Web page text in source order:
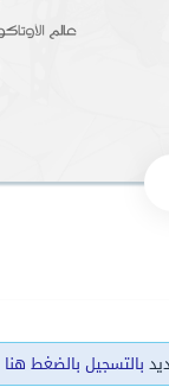
بالتسجيل بالضغط هنا